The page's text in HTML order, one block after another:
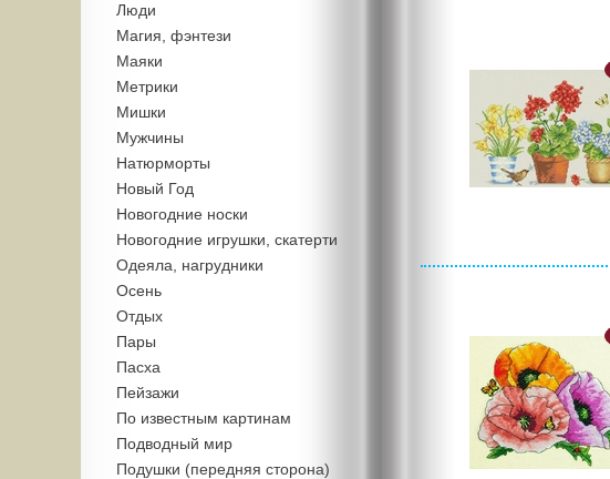
Люди
Магия, фэнтези
Маяки
Метрики
Мишки
Мужчины
Натюрморты
Новый Год
Новогодние носки
Новогодние игрушки, скатерти
Одеяла, нагрудники
Осень
Отдых
Пары
Пасха
Пейзажи
По известным картинам
Подводный мир
Подушки (передняя сторона)